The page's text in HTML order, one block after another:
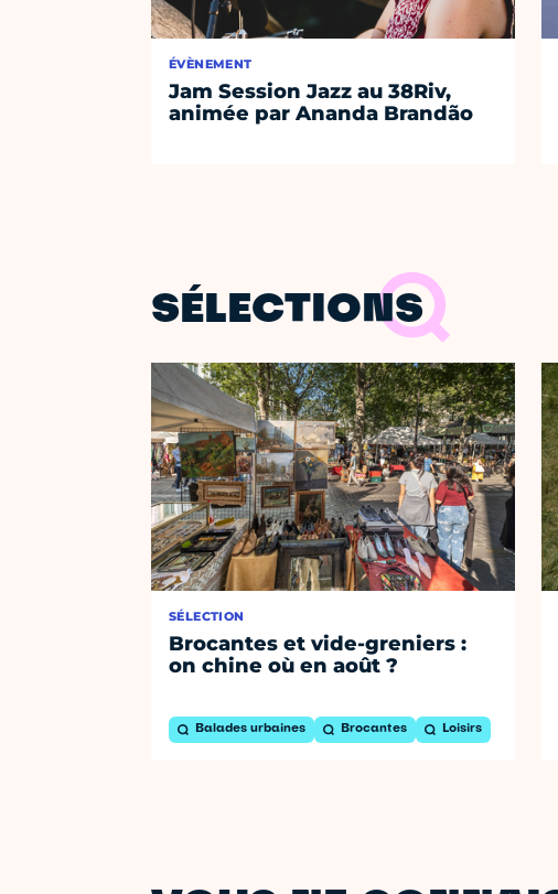
ÉVÈNEMENT
Jam Session Jazz au 38Riv,
animée par Ananda Brandão
SÉLECTIONS
SÉLECTION
Brocantes et vide-greniers :
on chine où en août ?
Balades urbaines Brocantes Loisirs